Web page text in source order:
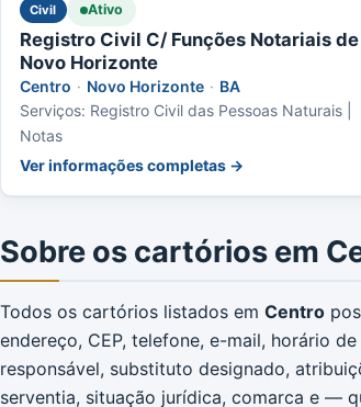
Civil Ativo
Registro Civil C/ Funções Notariais de
Novo Horizonte
Centro · Novo Horizonte · BA
Serviços: Registro Civil das Pessoas Naturais |
Notas
Ver informações completas →
Sobre os cartórios em
Todos os cartórios listados em Centro
endereço, CEP, telefone, e-mail, horário
responsável, substituto designado,
serventia, situação jurídica, comarca e —